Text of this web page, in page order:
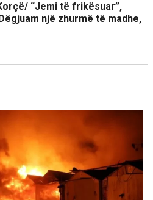
“Jemi të frikësuar”,
një zhurmë të madhe,